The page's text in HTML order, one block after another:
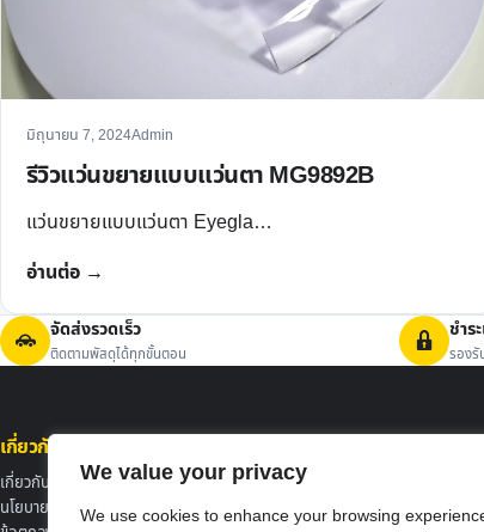
We value your privacy
We use cookies to enhance your browsing
มิถุนายน 7, 2024Admin
รีวิวแว่นขยายแบบแว่นตา MG9892B
แว่นขยายแบบแว่นตา Eyegla…
อ่านต่อ →
จัดส่งรวดเร็ว
ติดตามพัสดุได้ทุกขั้นตอน
ชำร
รองรั
เกี่ยวกับ Mocowiz
เกี่ยวกับเรา
นโยบายความเป็นส่วนตัว
การจัดส่งสินค้า